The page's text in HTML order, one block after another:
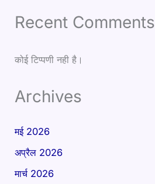
Recent Comments
कोई टिप्पणी नही है।
Archives
मई 2026
अप्रैल 2026
मार्च 2026